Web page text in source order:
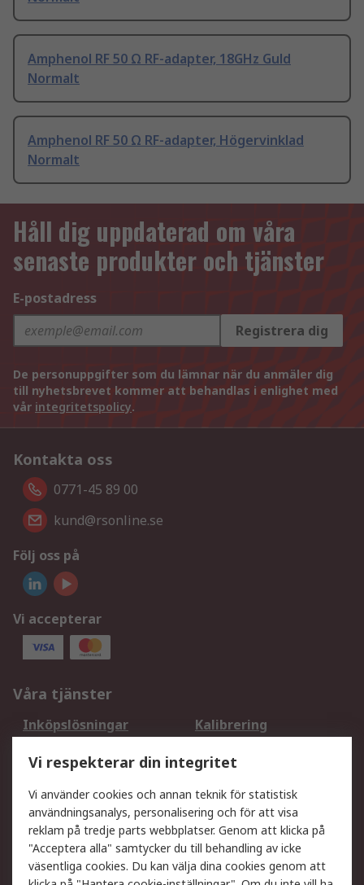
Amphenol RF 50 Ω RF-adapter, 18GHz Guld
Normalt
Amphenol RF 50 Ω RF-adapter, Högervinklad
Normalt
Håll dig uppdaterad om våra
senaste produkter och tjänster
E-postadress
Registrera dig
De personuppgifter som du lämnar när du anmäler dig
till nyhetsbrevet kommer att behandlas i enlighet med
vår integritetspolicy.
Kontakta oss
0771-45 89 00
kund@rsonline.se
Följ oss på
Vi accepterar
Våra tjänster
Inköpslösningar
Kalibrering
DesignSpark
Teknisk Support
Ditt lokala säljteam
Exportlösningar
Support
Få hjälp
Retur av varor
Vi respekterar din integritet
Vi använder cookies och annan teknik för statistisk
användningsanalys, personalisering och för att visa
reklam på tredje parts webbplatser. Genom att klicka på
"Acceptera alla" samtycker du till behandling av icke
väsentliga cookies. Du kan välja dina cookies genom att